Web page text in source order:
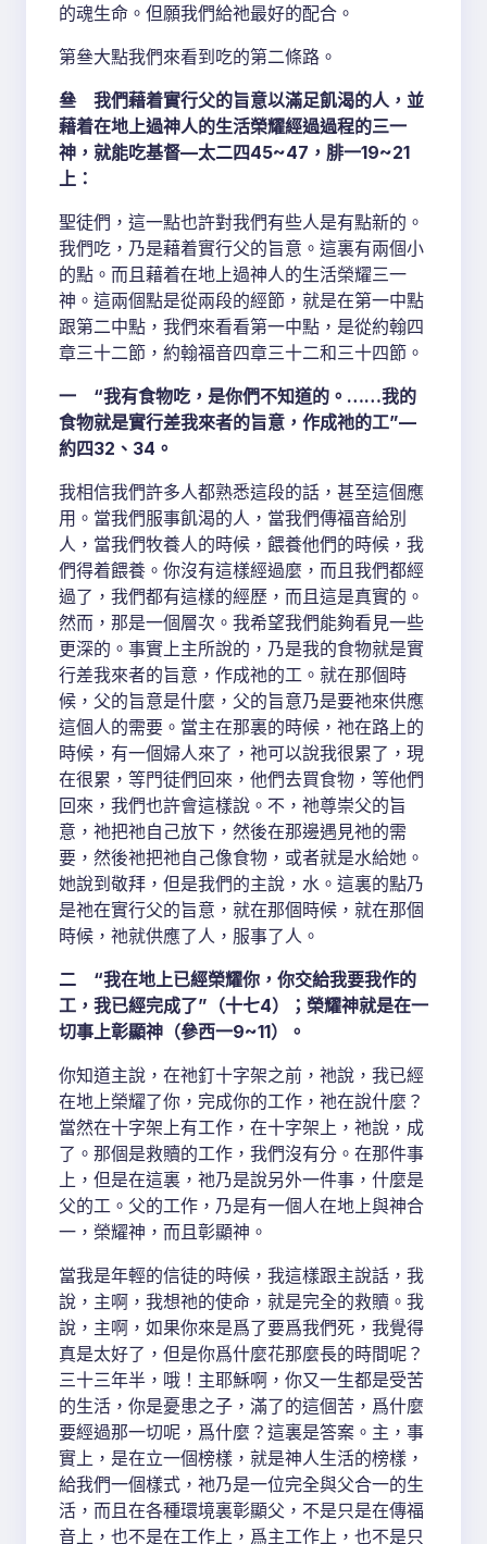
的魂生命。但願我們給祂最好的配合。
第叄大點我們來看到吃的第二條路。
叄 我們藉着實行父的旨意以滿足飢渴的人，並
藉着在地上過神人的生活榮耀經過過程的三一
神，就能吃基督—太二四45~47，腓一19~21
上：
聖徒們，這一點也許對我們有些人是有點新的。
我們吃，乃是藉着實行父的旨意。這裏有兩個小
的點。而且藉着在地上過神人的生活榮耀三一
神。這兩個點是從兩段的經節，就是在第一中點
跟第二中點，我們來看看第一中點，是從約翰四
章三十二節，約翰福音四章三十二和三十四節。
一 “我有食物吃，是你們不知道的。……我的
食物就是實行差我來者的旨意，作成祂的工”—
約四32、34。
我相信我們許多人都熟悉這段的話，甚至這個應
用。當我們服事飢渴的人，當我們傳福音給別
人，當我們牧養人的時候，餵養他們的時候，我
們得着餵養。你沒有這樣經過麼，而且我們都經
過了，我們都有這樣的經歷，而且這是真實的。
然而，那是一個層次。我希望我們能夠看見一些
更深的。事實上主所說的，乃是我的食物就是實
行差我來者的旨意，作成祂的工。就在那個時
候，父的旨意是什麼，父的旨意乃是要祂來供應
這個人的需要。當主在那裏的時候，祂在路上的
時候，有一個婦人來了，祂可以說我很累了，現
在很累，等門徒們回來，他們去買食物，等他們
回來，我們也許會這樣說。不，祂尊崇父的旨
意，祂把祂自己放下，然後在那邊遇見祂的需
要，然後祂把祂自己像食物，或者就是水給她。
她說到敬拜，但是我們的主說，水。這裏的點乃
是祂在實行父的旨意，就在那個時候，就在那個
時候，祂就供應了人，服事了人。
二 “我在地上已經榮耀你，你交給我要我作的
工，我已經完成了”（十七4）；榮耀神就是在一
切事上彰顯神（參西一9~11）。
你知道主說，在祂釘十字架之前，祂說，我已經
在地上榮耀了你，完成你的工作，祂在說什麼？
當然在十字架上有工作，在十字架上，祂說，成
了。那個是救贖的工作，我們沒有分。在那件事
上，但是在這裏，祂乃是說另外一件事，什麼是
父的工。父的工作，乃是有一個人在地上與神合
一，榮耀神，而且彰顯神。
當我是年輕的信徒的時候，我這樣跟主說話，我
說，主啊，我想祂的使命，就是完全的救贖。我
說，主啊，如果你來是爲了要爲我們死，我覺得
真是太好了，但是你爲什麼花那麼長的時間呢？
三十三年半，哦！主耶穌啊，你又一生都是受苦
的生活，你是憂患之子，滿了的這個苦，爲什麼
要經過那一切呢，爲什麼？這裏是答案。主，事
實上，是在立一個榜樣，就是神人生活的榜樣，
給我們一個樣式，祂乃是一位完全與父合一的生
活，而且在各種環境裏彰顯父，不是只是在傳福
音上，也不是在工作上，爲主工作上，也不是只